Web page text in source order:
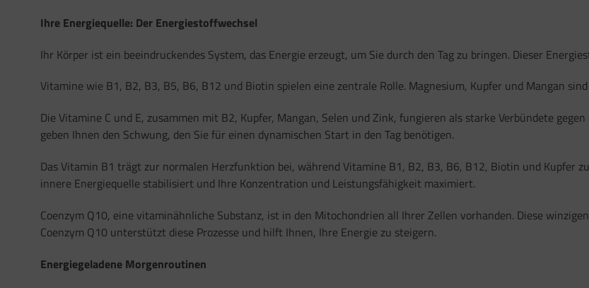
Ihre Energiequelle: Der Energiestoffwechsel
Ihr Körper ist ein beeindruckendes System, das Energie erzeugt, um Sie durch den Tag zu bringen. Dieser
Vitamine wie B1, B2, B3, B5, B6, B12 und Biotin spielen eine zentrale Rolle. Magnesium, Kupfer und Mangan
Die Vitamine C und E, zusammen mit B2, Kupfer, Mangan, Selen und Zink, fungieren als starke Verbündete
geben Ihnen den Schwung, den Sie für einen dynamischen Start in den Tag benötigen.
Das Vitamin B1 trägt zur normalen Herzfunktion bei, während Vitamine B1, B2, B3, B6, B12, Biotin und Kupfer
innere Energiequelle stabilisiert und Ihre Konzentration und Leistungsfähigkeit maximiert.
Coenzym Q10, eine vitaminähnliche Substanz, ist in den Mitochondrien all Ihrer Zellen vorhanden. Diese
Coenzym Q10 unterstützt diese Prozesse und hilft Ihnen, Ihre Energie zu steigern.
Energiegeladene Morgenroutinen